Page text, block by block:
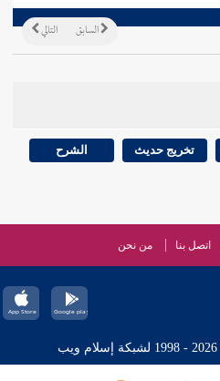
التالي السابق
تخريج حديث الشرح
اتصل بنا من نحن